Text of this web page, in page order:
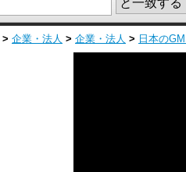
> 企業・法人 > 企業・法人 > 日本の